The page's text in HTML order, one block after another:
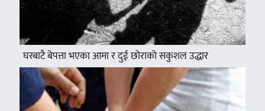
घरबाटै बेपत्ता भएका आमा र दुई छोराको सकुशल उद्धार